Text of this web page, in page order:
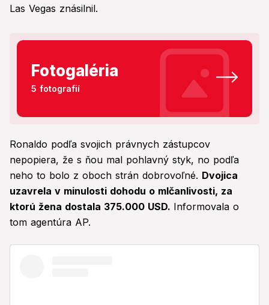
Las Vegas znásilnil.
Fotogaléria
5 fotografií
Ronaldo podľa svojich právnych zástupcov
nepopiera, že s ňou mal pohlavný styk, no podľa
neho to bolo z oboch strán dobrovoľné. Dvojica
uzavrela v minulosti dohodu o mlčanlivosti, za
ktorú žena dostala 375.000 USD. Informovala o
tom agentúra AP.